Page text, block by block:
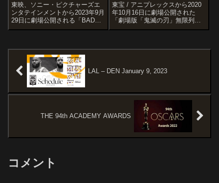
東映、ソニー・ピクチャーズエ
ンタテインメントから2023年9月
29日に劇場公開される「BAD
LANDS バッド・ランズ」の感想
像化作品です。オススメ度あら
すじ＆予告編大阪で特殊詐欺
に...
東宝 / アニプレックスから2020
年10月16日に劇場公開された
「劇場版「鬼滅の刃」無限列車
編」の感想記事です。「週刊少
行部数が1億部を突破する吾峠呼
LAL – DEN January 9, 2023
THE 94th ACADEMY AWARDS
コメント